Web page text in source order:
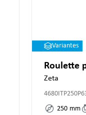
Variantes
Roulette
Zeta
250 mm